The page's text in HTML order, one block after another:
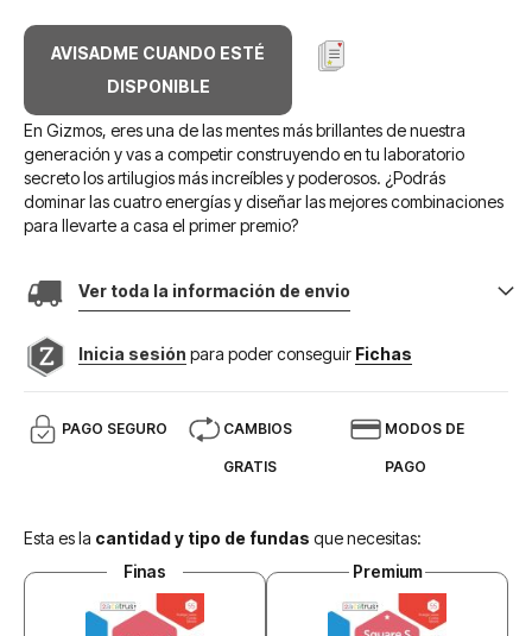
AVISADME CUANDO ESTÉ
DISPONIBLE
En Gizmos, eres una de las mentes más brillantes de nuestra
generación y vas a competir construyendo en tu laboratorio
secreto los artilugios más increíbles y poderosos. ¿Podrás
dominar las cuatro energías y diseñar las mejores combinaciones
para llevarte a casa el primer premio?
Ver toda la información de envio
Inicia sesión para poder conseguir Fichas
PAGO SEGURO CAMBIOS
GRATIS
MODOS DE
PAGO
Esta es la cantidad y tipo de fundas que necesitas:
Finas
Premium